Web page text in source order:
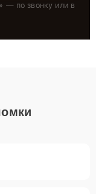
» — по звонку или в